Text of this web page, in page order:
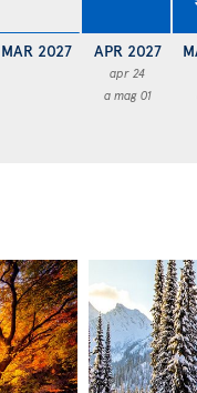
MAR 2027 APR 2027
apr 24
a mag 01